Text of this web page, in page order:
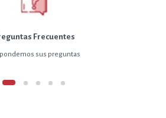
Frecuentes
sus preguntas